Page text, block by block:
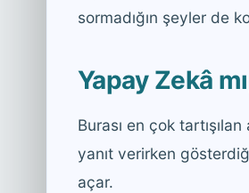
sormadığın şeyler de
Yapay Zekâ
Burası en çok
yanıt verirken
açar.